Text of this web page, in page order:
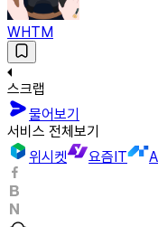
WHTM
스크랩
물어보기
서비스 전체보기
위시켓
요즘IT